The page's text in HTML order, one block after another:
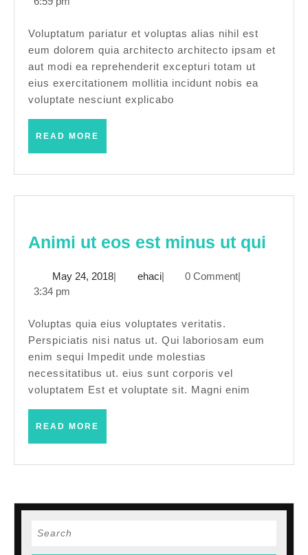
sed
quia
Voluptatum pariatur et voluptas alias nihil est
eum dolorem quia architecto architecto ipsam et
aut modi ea reprehenderit excepturi totam ut
eius exercitationem mollitia incidunt nobis ea
voluptate nesciunt explicabo
READ MORE
Animi ut eos est minus ut qui
May 24, 2018May
| ehaciehaci
| 0 Comment|
3:34 pm
Voluptas quia eius voluptates veritatis.
Perspiciatis nisi natus ut. Qui laboriosam eum
enim sequi Impedit unde molestias
necessitatibus ut. eius sunt corporis vel
voluptatem Est et voluptate sit. Magni enim
READ MORE
Search